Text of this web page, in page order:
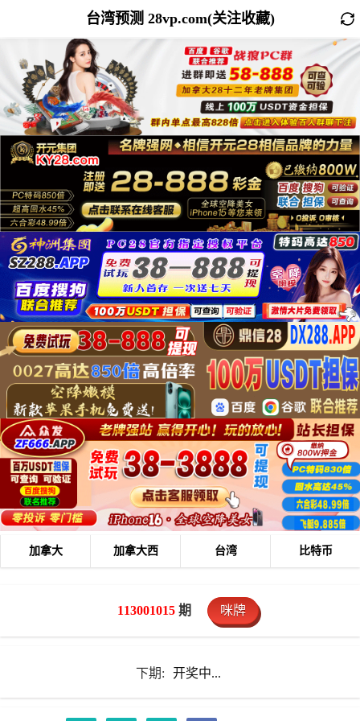
台湾预测 28vp.com(关注收藏)
加拿大 加拿大西 台湾 比特币
113001015 期 咪牌
下期: 开奖中...